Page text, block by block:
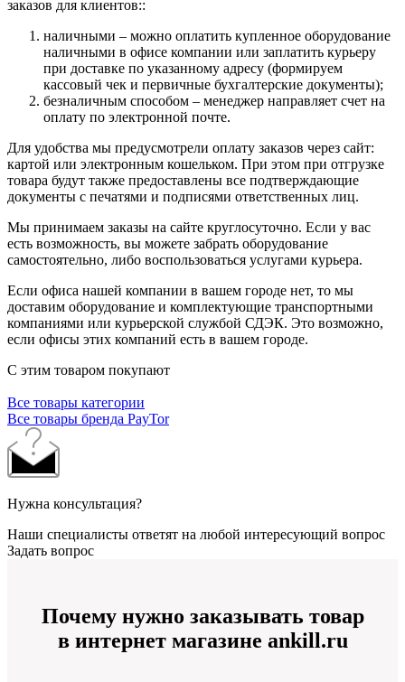
заказов для клиентов::
наличными – можно оплатить купленное оборудование
наличными в офисе компании или заплатить курьеру
при доставке по указанному адресу (формируем
кассовый чек и первичные бухгалтерские документы);
безналичным способом – менеджер направляет счет на
оплату по электронной почте.
Для удобства мы предусмотрели оплату заказов через сайт:
картой или электронным кошельком. При этом при отгрузке
товара будут также предоставлены все подтверждающие
документы с печатями и подписями ответственных лиц.
Мы принимаем заказы на сайте круглосуточно. Если у вас
есть возможность, вы можете забрать оборудование
самостоятельно, либо воспользоваться услугами курьера.
Если офиса нашей компании в вашем городе нет, то мы
доставим оборудование и комплектующие транспортными
компаниями или курьерской службой СДЭК. Это возможно,
если офисы этих компаний есть в вашем городе.
С этим товаром покупают
Все товары категории
Все товары бренда PayTor
Нужна консультация?
Наши специалисты ответят на любой интересующий вопрос
Задать вопрос
Почему нужно заказывать товар
в интернет магазине ankill.ru